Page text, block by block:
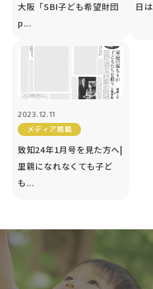
大阪「SBI子ども希望財団
p...
日
2023.12.11
メディア掲載
致知24年1月号を見た方へ|
里親になれなくても子ど
も...